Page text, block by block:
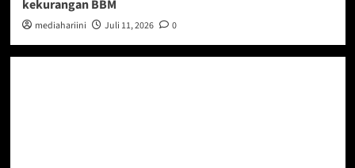
kekurangan BBM
mediahariini Juli 11, 2026 0